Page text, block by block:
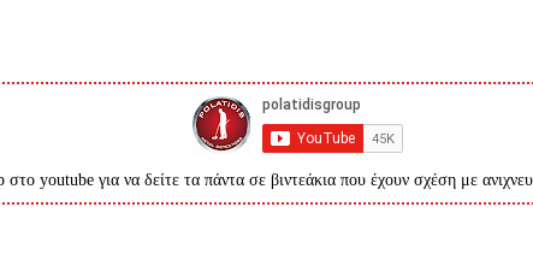
youtube για να δείτε τα πάντα σε βιντεάκια που έχουν σχέση με